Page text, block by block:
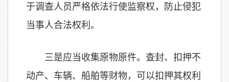
于调查人员严格依法行使监察权，防止侵犯
当事人合法权利。
三是应当收集原物原件。查封、扣押不
动产、车辆、船舶等财物，可以扣押其权利